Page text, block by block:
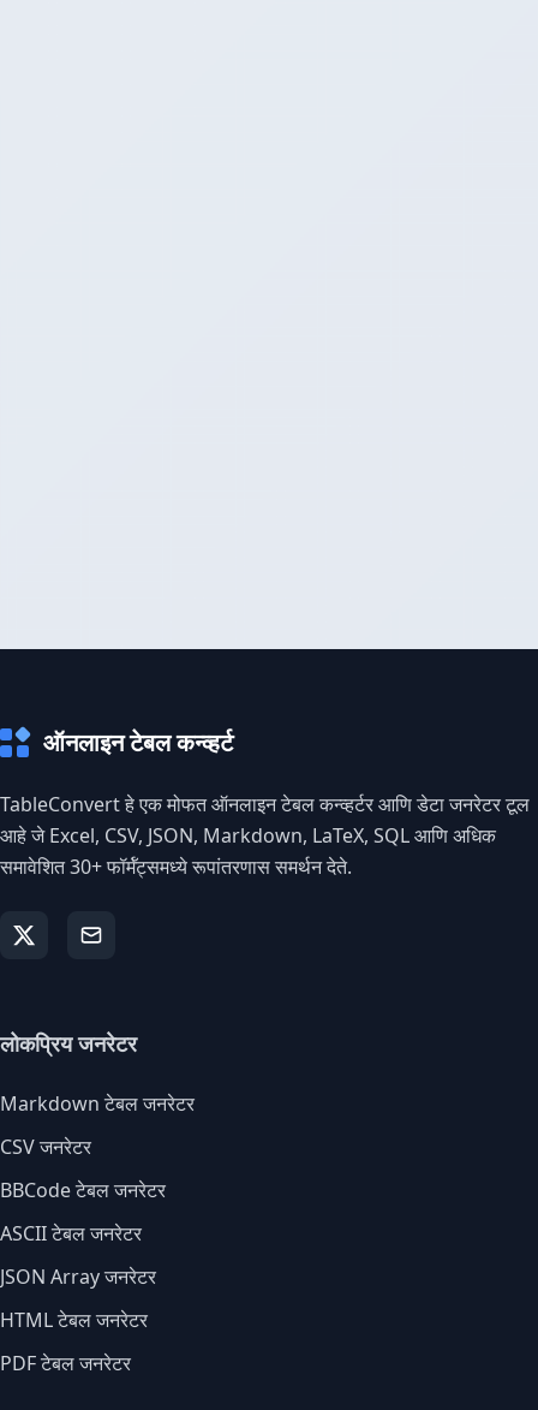
ऑनलाइन टेबल कन्व्हर्ट
TableConvert हे एक मोफत ऑनलाइन टेबल कन्व्हर्टर आणि डेटा जनरेटर टूल
आहे जे Excel, CSV, JSON, Markdown, LaTeX, SQL आणि अधिक
समावेशित 30+ फॉर्मॅट्समध्ये रूपांतरणास समर्थन देते.
लोकप्रिय जनरेटर
Markdown टेबल जनरेटर
CSV जनरेटर
BBCode टेबल जनरेटर
ASCII टेबल जनरेटर
JSON Array जनरेटर
HTML टेबल जनरेटर
PDF टेबल जनरेटर